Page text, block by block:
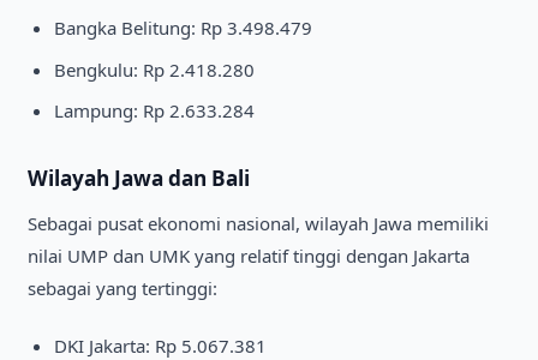
Bangka Belitung: Rp 3.498.479
Bengkulu: Rp 2.418.280
Lampung: Rp 2.633.284
Wilayah Jawa dan Bali
Sebagai pusat ekonomi nasional, wilayah Jawa memiliki
nilai UMP dan UMK yang relatif tinggi dengan Jakarta
sebagai yang tertinggi:
DKI Jakarta: Rp 5.067.381